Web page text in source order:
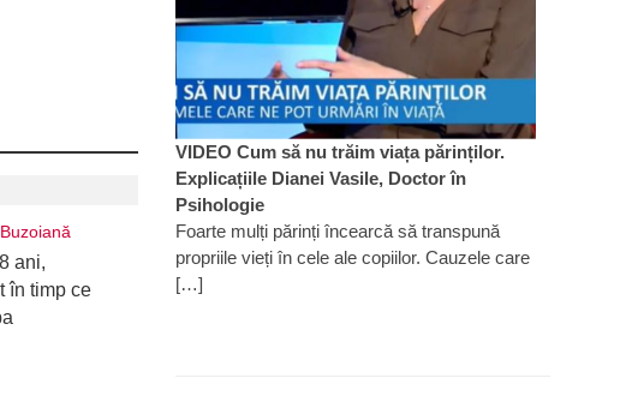
ani,
în timp ce
VIDEO Cum să nu trăim viața părinților.
Explicațiile Dianei Vasile, Doctor în
Psihologie
Foarte mulți părinți încearcă să transpună
propriile vieți în cele ale copiilor. Cauzele care
[…]